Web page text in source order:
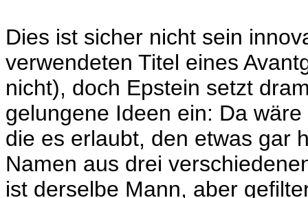
Dies ist sicher nicht sein
verwendeten Titel eines
nicht), doch Epstein setzt
gelungene Ideen ein: Da
die es erlaubt, den etwas gar
Namen aus drei
ist derselbe Mann, aber